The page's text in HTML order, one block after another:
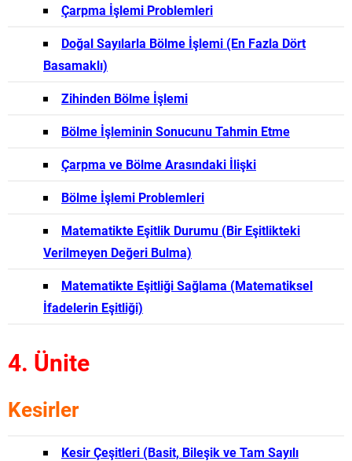
Çarpma İşlemi Problemleri
Doğal Sayılarla Bölme İşlemi (En Fazla Dört
Basamaklı)
Zihinden Bölme İşlemi
Bölme İşleminin Sonucunu Tahmin Etme
Çarpma ve Bölme Arasındaki İlişki
Bölme İşlemi Problemleri
Matematikte Eşitlik Durumu (Bir Eşitlikteki
Verilmeyen Değeri Bulma)
Matematikte Eşitliği Sağlama (Matematiksel
İfadelerin Eşitliği)
4. Ünite
Kesirler
Kesir Çeşitleri (Basit, Bileşik ve Tam Sayılı